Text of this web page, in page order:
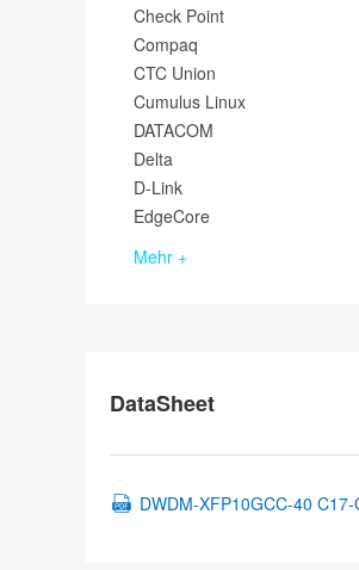
Check Point
Compaq
CTC Union
Cumulus Linux
DATACOM
Delta
D-Link
EdgeCore
Mehr +
DataSheet
DWDM-XFP10GCC-40